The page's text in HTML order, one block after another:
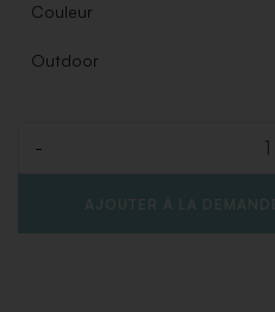
Couleur
Outdoor
-
AJOUTER À LA